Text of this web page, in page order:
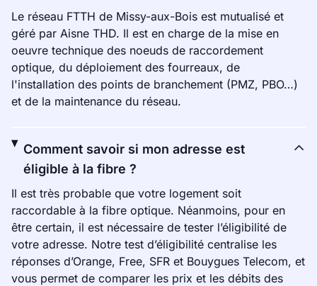
Le réseau FTTH de Missy-aux-Bois est mutualisé et
géré par Aisne THD. Il est en charge de la mise en
oeuvre technique des noeuds de raccordement
optique, du déploiement des fourreaux, de
l'installation des points de branchement (PMZ, PBO…)
et de la maintenance du réseau.
Comment savoir si mon adresse est
éligible à la fibre ?
Il est très probable que votre logement soit
raccordable à la fibre optique. Néanmoins, pour en
être certain, il est nécessaire de tester l’éligibilité de
votre adresse. Notre test d’éligibilité centralise les
réponses d’Orange, Free, SFR et Bouygues Telecom, et
vous permet de comparer les prix et les débits des